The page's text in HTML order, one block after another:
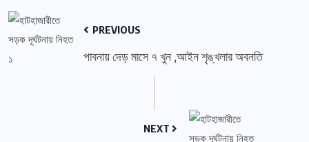
PREVIOUS
পাবনায় দেড় মাসে ৭ খুন ,আইন শৃঙ্খলার অবনতি
NEXT